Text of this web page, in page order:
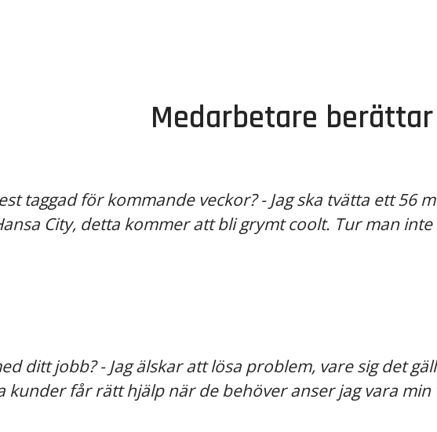
Medarbetare berättar
taggad för kommande veckor? - Jag ska tvätta ett 56
City, detta kommer att bli grymt coolt. Tur man
ditt jobb? - Jag älskar att lösa problem, vare sig det
kunder får rätt hjälp när de behöver anser jag vara